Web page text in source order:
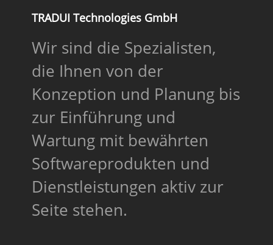
TRADUI Technologies GmbH
Wir sind die Spezialisten,
die Ihnen von der
Konzeption und Planung bis
zur Einführung und
Wartung mit bewährten
Softwareprodukten und
Dienstleistungen aktiv zur
Seite stehen.